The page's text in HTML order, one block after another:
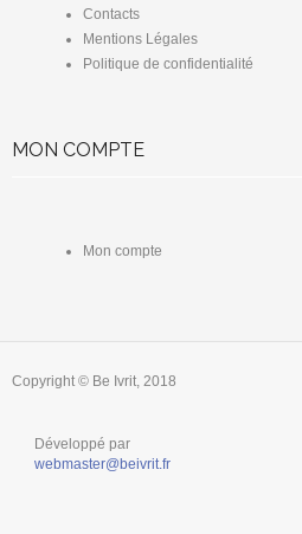
Contacts
Mentions Légales
Politique de confidentialité
MON COMPTE
Mon compte
Copyright © Be Ivrit, 2018
Développé par
webmaster@beivrit.fr